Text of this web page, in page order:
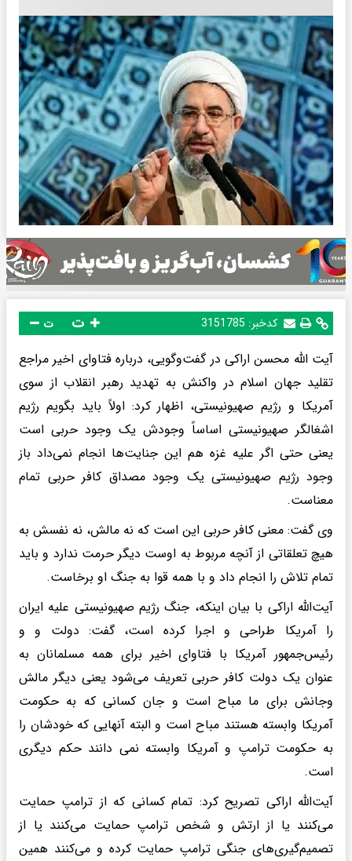
کدخبر: 3151785 ت
آیت الله محسن اراکی در گفت‌وگویی، درباره فتاوای اخیر مراجع
تقلید جهان اسلام در واکنش به تهدید رهبر انقلاب از سوی
آمریکا و رژیم صهیونیستی، اظهار کرد: اولاً باید بگویم رژیم
اشغالگر صهیونیستی اساساً وجودش یک وجود حربی است
یعنی حتی اگر علیه غزه هم این جنایت‌ها انجام نمی‌داد باز
وجود رژیم صهیونیستی یک وجود مصداق کافر حربی تمام
معناست.
وی گفت: معنی کافر حربی این است که نه مالش، نه نفسش به
هیچ تعلقاتی از آنچه مربوط به اوست دیگر حرمت ندارد و باید
تمام تلاش را انجام داد و با همه قوا به جنگ او برخاست.
آیت‌الله اراکی با بیان اینکه، جنگ رژیم صهیونیستی علیه ایران
را آمریکا طراحی و اجرا کرده است، گفت: دولت و و
رئیس‌جمهور آمریکا با فتاوای اخیر برای همه مسلمانان به
عنوان یک دولت کافر حربی تعریف می‌شود یعنی دیگر مالش
وجانش برای ما مباح است و جان کسانی که به حکومت
آمریکا وابسته هستند مباح است و البته آنهایی که خودشان را
به حکومت ترامپ و آمریکا وابسته نمی دانند حکم دیگری
است.
آیت‌الله اراکی تصریح کرد: تمام کسانی که از ترامپ حمایت
می‌کنند یا از ارتش و شخص ترامپ حمایت می‌کنند یا از
تصمیم‌گیری‌های جنگی ترامپ حمایت کرده و می‌کنند همین